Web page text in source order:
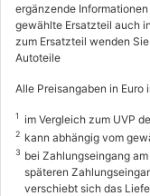
100
10/
A-
A
120
ergänzende
gewählte Ersatzteil auch
zum Ersatzteil wenden
Autoteile
Alle Preisangaben in Euro
1 im Vergleich zum UVP
2 kann abhängig vom
3 bei Zahlungseingang
späteren
verschiebt sich das